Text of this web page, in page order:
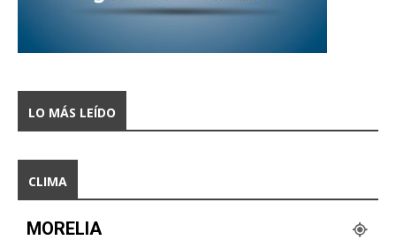
LO MÁS LEÍDO
CLIMA
MORELIA